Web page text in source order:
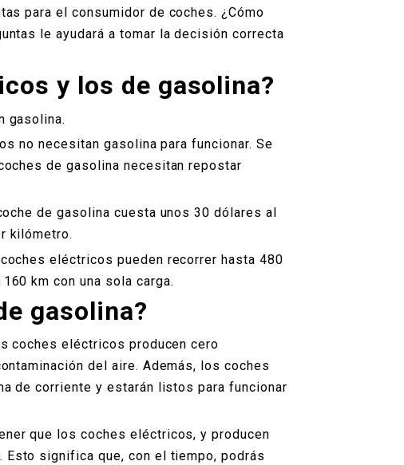
para el consumidor de coches. ¿Cómo
le ayudará a tomar la decisión correcta
y los de gasolina?
gasolina.
no necesitan gasolina para funcionar. Se
de gasolina necesitan repostar
de gasolina cuesta unos 30 dólares al
kilómetro.
eléctricos pueden recorrer hasta 480
km con una sola carga.
gasolina?
coches eléctricos producen cero
del aire. Además, los coches
de corriente y estarán listos para funcionar
que los coches eléctricos, y producen
significa que, con el tiempo, podrás